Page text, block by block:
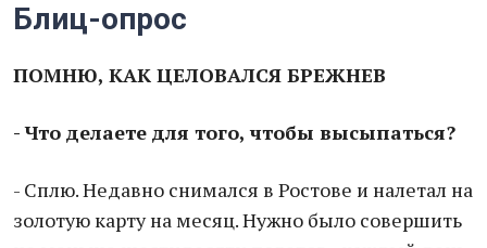
Блиц-опрос
ПОМНЮ, КАК ЦЕЛОВАЛСЯ БРЕЖНЕВ
- Что делаете для того, чтобы высыпаться?
- Сплю. Недавно снимался в Ростове и налетал на
золотую карту на месяц. Нужно было совершить